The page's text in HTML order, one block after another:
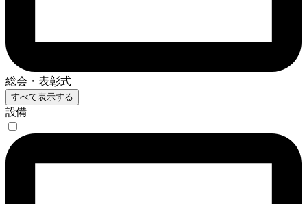
総会・表彰式
すべて表示する
設備